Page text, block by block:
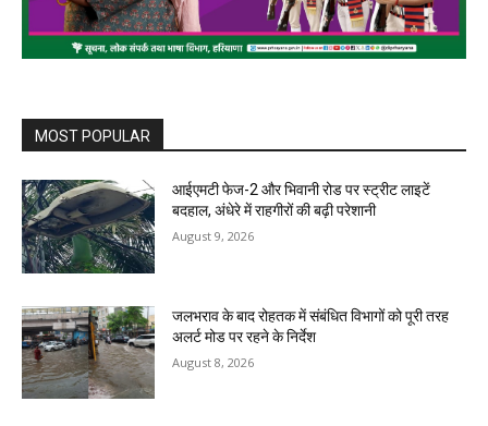
MOST POPULAR
आईएमटी फेज-2 और भिवानी रोड पर स्ट्रीट लाइटें
बदहाल, अंधेरे में राहगीरों की बढ़ी परेशानी
August 9, 2026
जलभराव के बाद रोहतक में संबंधित विभागों को पूरी तरह
अलर्ट मोड पर रहने के निर्देश
August 8, 2026